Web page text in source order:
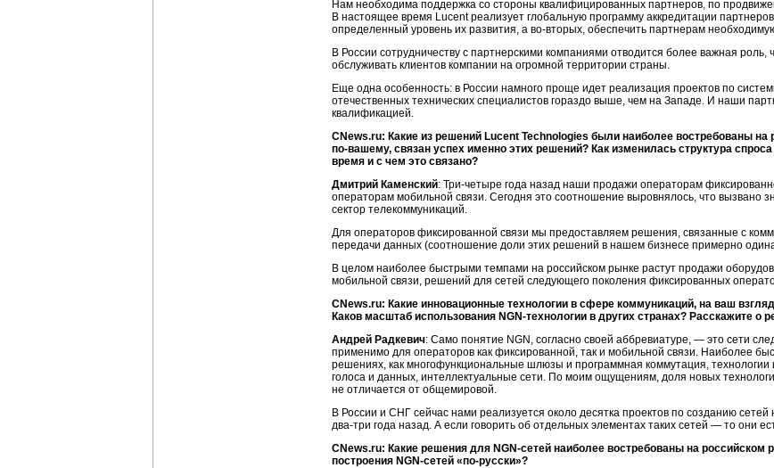
Нам необходима поддержка со стороны квалифицированных партнеров, по
В настоящее время Lucent реализует глобальную программу аккредитации
определенный уровень их развития, а во-вторых, обеспечить партнерам
В России сотрудничеству с партнерскими компаниями отводится более важная роль,
обслуживать клиентов компании на огромной территории страны.
Еще одна особенность: в России намного проще идет реализация проектов по
отечественных технических специалистов гораздо выше, чем на Западе. И наши
квалификацией.
CNews.ru: Какие из решений Lucent Technologies были наиболее востребованы
по-вашему, связан успех именно этих решений? Как изменилась структура
время и с чем это связано?
Дмитрий Каменский: Три-четыре года назад наши продажи операторам
операторам мобильной связи. Сегодня это соотношение выровнялось, что вызвано
сектор телекоммуникаций.
Для операторов фиксированной связи мы предоставляем решения, связанные с
передачи данных (соотношение доли этих решений в нашем бизнесе примерно
В целом наиболее быстрыми темпами на российском рынке растут продажи
мобильной связи, решений для сетей следующего поколения фиксированных
CNews.ru: Какие инновационные технологии в сфере коммуникаций, на ваш
Каков масштаб использования NGN-технологии в других странах? Расскажите о
Андрей Радкевич: Само понятие NGN, согласно своей аббревиатуре, — это сети
применимо для операторов как фиксированной, так и мобильной связи. Наиболее
решениях, как многофункциональные шлюзы и программная коммутация, технологии
голоса и данных, интеллектуальные сети. По моим ощущениям, доля новых
не отличается от общемировой.
В России и СНГ сейчас нами реализуется около десятка проектов по созданию
два-три года назад. А если говорить об отдельных элементах таких сетей — то они
CNews.ru: Какие решения для NGN-сетей наиболее востребованы на российском
построения NGN-сетей «по-русски»?